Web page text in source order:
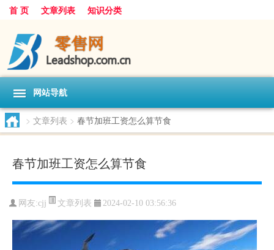
首 页 文章列表 知识分类
网站导航
> 文章列表 > 春节加班工资怎么算节食
春节加班工资怎么算节食
网友:cjj 文章列表 2024-02-10 03:56:36